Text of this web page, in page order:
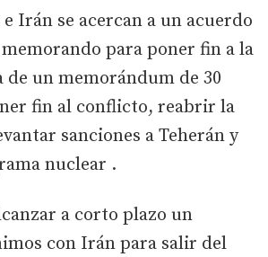
Irán se acercan a un acuerdo
para poner fin a la
de un memorándum de 30
fin al conflicto, reabrir la
sanciones a Teherán y
nuclear .
a corto plazo un
con Irán para salir del